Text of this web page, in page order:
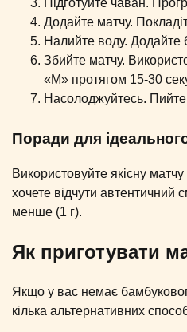
Додайте матчу.
Налийте воду. Додайте
Збийте матчу.
«M» протягом 15-30
Насолоджуйтесь.
Поради для
Використовуйте якісну
хочете відчути
менше (1 г).
Як приготувати
Якщо у вас немає
кілька альтернативних